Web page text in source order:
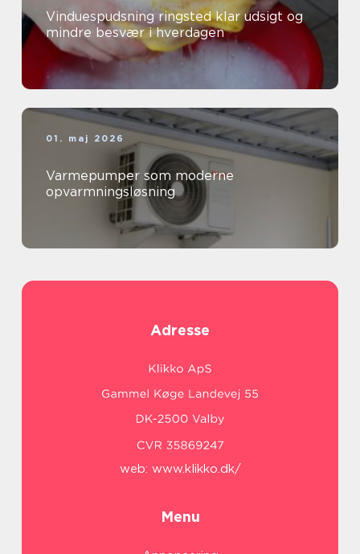
Vinduespudsning ringsted klar udsigt og
mindre besvær i hverdagen
01. maj 2026
Varmepumper som moderne
opvarmningsløsning
Adresse
web: www.klikko.dk/
Menu